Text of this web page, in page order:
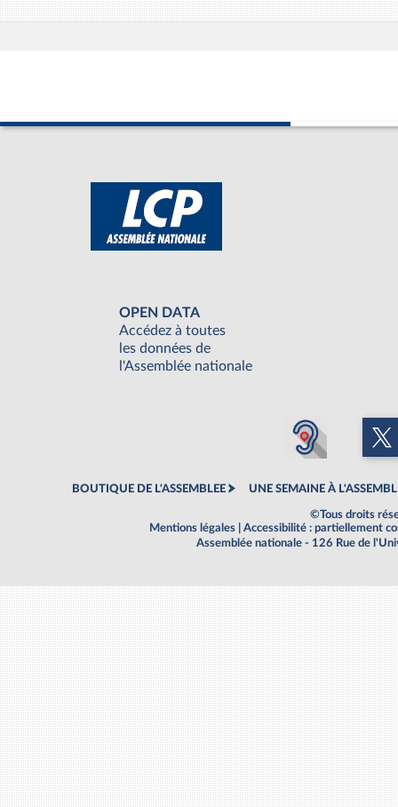
OPEN DATA
Accédez à toutes
les données de
l'Assemblée nationale
BOUTIQUE DE L'ASSEMBLEE UNE SEMAINE À
©Tous droits
Mentions légales
Accessibilité : partiellement
Assemblée nationale - 126 Rue de